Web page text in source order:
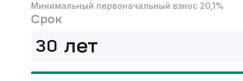
Минимальный первоначальный взнос 20,1%
Срок
лет